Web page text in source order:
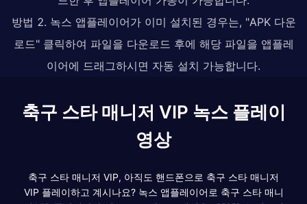
방법 2. 녹스 앱플레이어가 이미 설치된 경우는, "APK 다운
로드" 클릭하여 파일을 다운로드 후에 해당 파일을 앱플레
이어에 드래그하시면 자동 설치 가능합니다.
축구 스타 매니저 VIP 녹스 플레이
영상
축구 스타 매니저 VIP, 아직도 핸드폰으로 축구 스타 매니저
VIP 플레이하고 계시나요? 녹스 앱플레이어로 축구 스타 매니